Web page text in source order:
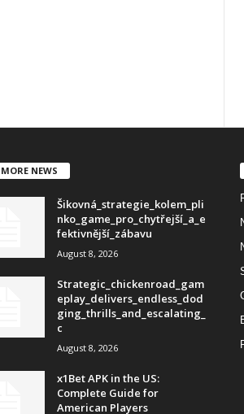
MORE NEWS
Šikovná_strategie_kolem_pli
nko_game_pro_chytřejší_a_e
fektivnější_zábavu
August 8, 2026
Strategic_chickenroad_gam
eplay_delivers_endless_dod
ging_thrills_and_escalating_
c
August 8, 2026
x1Bet APK in the US:
Complete Guide for
American Players